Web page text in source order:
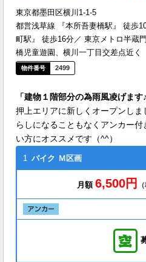
東京都墨田区横川1-1-5
都営浅草線 『本所吾妻橋駅』 徒歩
町駅』 徒歩16分／ 東京メトロ半蔵
橋児童遊園、横川一丁目交差点近く
2499
「建物１階部分の為雨風凌げます♪
押上エリアに新しくオープンし
らしになることもなくアンカー
い方にオススメです（^^）
1 バイク Ｍ区画
月額 6,500円